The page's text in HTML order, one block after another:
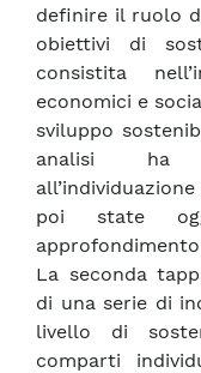
definire il ruolo
obiettivi di
consistita
economici e
sviluppo
analisi ha
poi state
La seconda
di una serie di
livello di
comparti